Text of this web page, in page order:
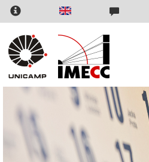
Pular
para
conteúdo
principal